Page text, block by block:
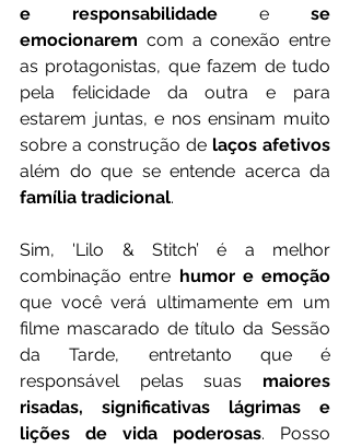
e responsabilidade e se
emocionarem com a conexão entre
as protagonistas, que fazem de tudo
pela felicidade da outra e para
estarem juntas, e nos ensinam muito
sobre a construção de laços afetivos
família tradicional.
Sim, 'Lilo & Stitch’ é a melhor
combinação entre humor e emoção
que você verá ultimamente em um
filme mascarado de título da Sessão
da Tarde, entretanto que é
responsável pelas suas maiores
risadas, significativas lágrimas e
lições de vida poderosas. Posso